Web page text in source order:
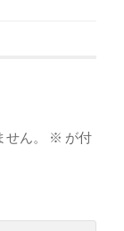
ん。 ※ が付